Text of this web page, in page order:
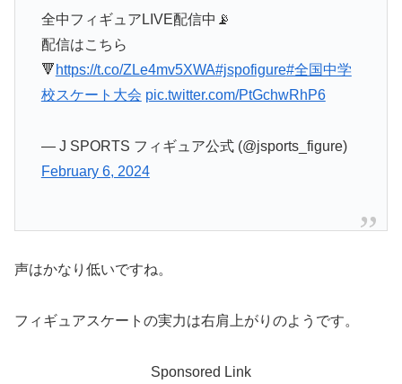
全中フィギュアLIVE配信中📡
配信はこちら
🔻 https://t.co/ZLe4mv5XWA#jspofigure#全国中学
校スケート大会 pic.twitter.com/PtGchwRhP6
— J SPORTS フィギュア公式 (@jsports_figure)
February 6, 2024
声はかなり低いですね。
フィギュアスケートの実力は右肩上がりのようです。
Sponsored Link